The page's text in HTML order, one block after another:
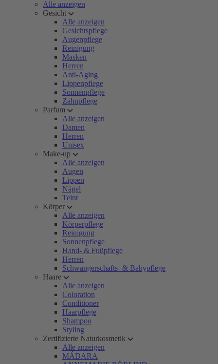
Alle anzeigen
Gesicht
Alle anzeigen
Gesichtspflege
Augenpflege
Reinigung
Masken
Herren
Anti-Aging
Lippenpflege
Sonnenpflege
Zahnpflege
Parfum
Alle anzeigen
Damen
Herren
Unisex
Make-up
Alle anzeigen
Augen
Lippen
Nägel
Teint
Körper
Alle anzeigen
Körperpflege
Reinigung
Sonnenpflege
Hand- & Fußpflege
Herren
Schwangerschafts- & Babypflege
Haare
Alle anzeigen
Coloration
Conditioner
Haarpflege
Shampoo
Styling
Zertifizierte Naturkosmetik
Alle anzeigen
MÁDARA